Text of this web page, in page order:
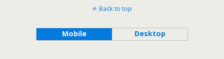
Back to top
Mobile Desktop